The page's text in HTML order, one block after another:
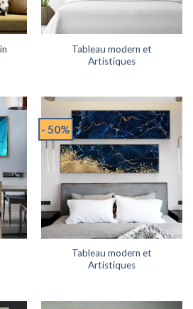
Tableau modern et
Artistiques
- 50%
Tableau modern et
Artistiques